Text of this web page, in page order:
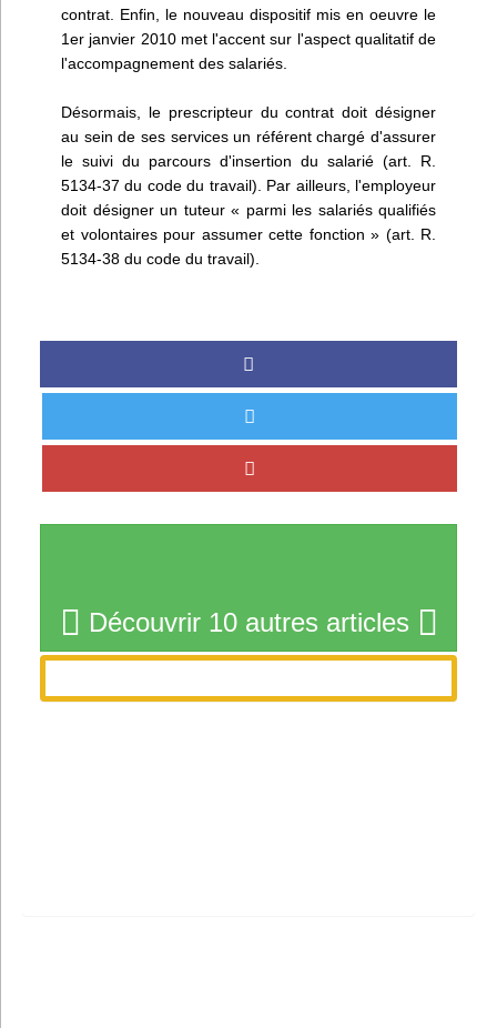
contrat. Enfin, le nouveau dispositif mis en oeuvre le
1er janvier 2010 met l'accent sur l'aspect qualitatif de
l'accompagnement des salariés.
Désormais, le prescripteur du contrat doit désigner
au sein de ses services un référent chargé d'assurer
le suivi du parcours d'insertion du salarié (art. R.
5134-37 du code du travail). Par ailleurs, l'employeur
doit désigner un tuteur « parmi les salariés qualifiés
et volontaires pour assumer cette fonction » (art. R.
5134-38 du code du travail).
Découvrir 10 autres articles